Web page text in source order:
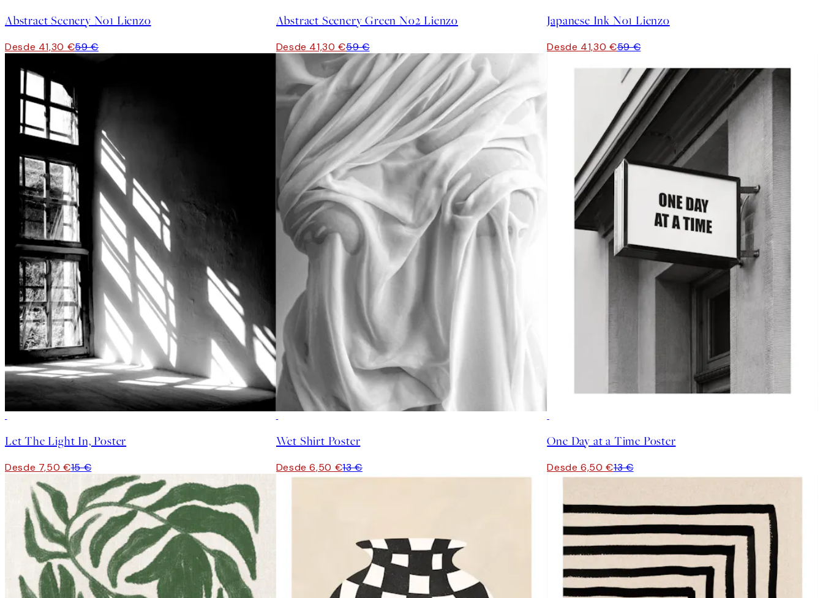
Abstract Scenery No1 Lienzo
Desde 41,30 €59 €
Abstract Scenery Green No2 Lienzo
Desde 41,30 €59 €
Japanese Ink No1 Lienzo
Desde 41,30 €59 €
Let The Light In, Poster
Desde 7,50 €15 €
Wet Shirt Poster
Desde 6,50 €13 €
One Day at a Time Poster
Desde 6,50 €13 €